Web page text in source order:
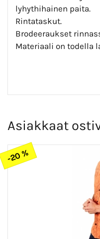
lyhythihainen paita.
Rintataskut.
Brodeeraukset
Materiaali on todella
Asiakkaat
-20 %